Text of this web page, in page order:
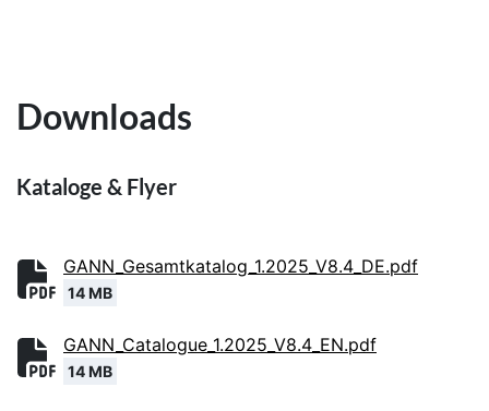
Downloads
Kataloge & Flyer
GANN_Gesamtkatalog_1.2025_V8.4_DE.pdf
14 MB
GANN_Catalogue_1.2025_V8.4_EN.pdf
14 MB